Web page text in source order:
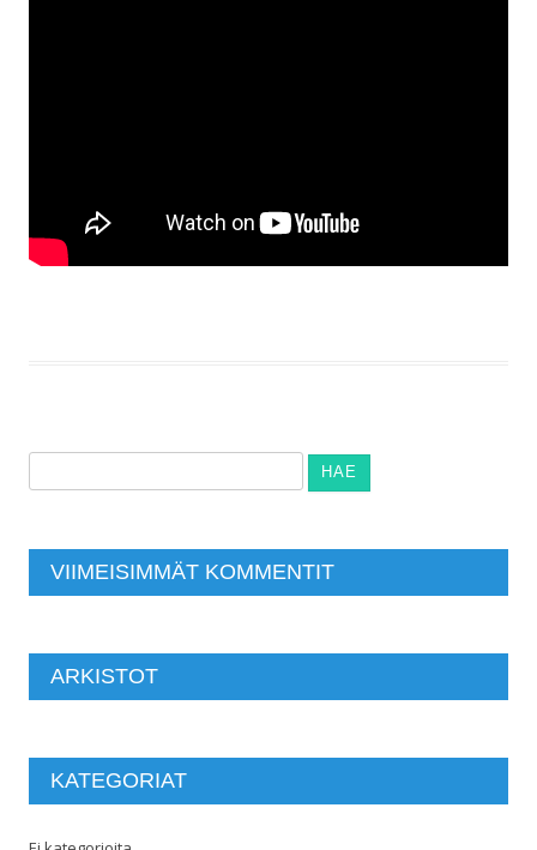
VIIMEISIMMÄT KOMMENTIT
ARKISTOT
KATEGORIAT